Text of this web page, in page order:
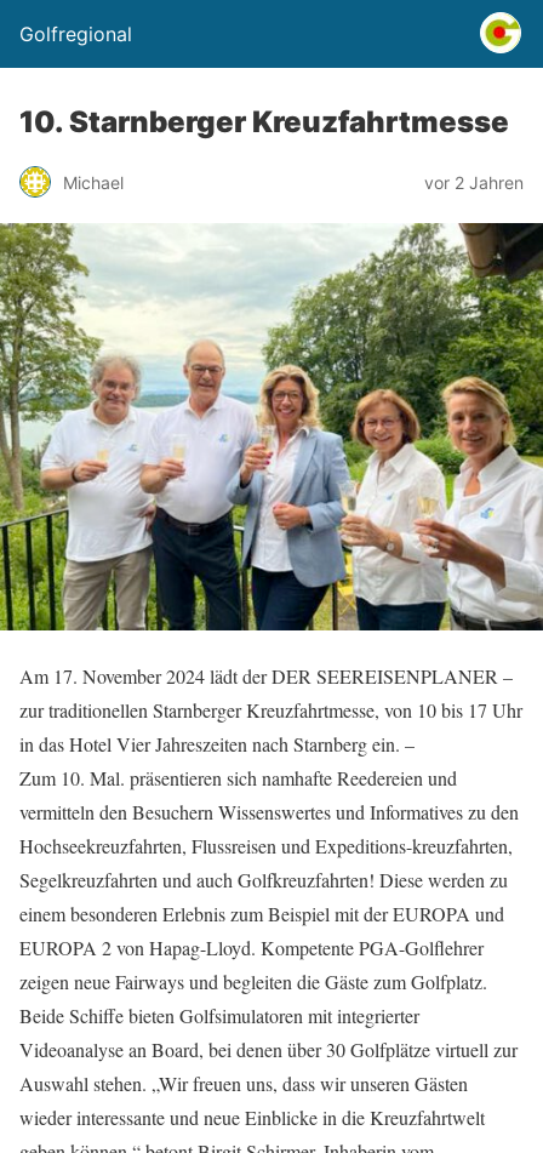
Golfregional
10. Starnberger Kreuzfahrtmesse
Michael vor 2 Jahren
Am 17. November 2024 lädt der DER SEEREISENPLANER –
zur traditionellen Starnberger Kreuzfahrtmesse, von 10 bis 17 Uhr
in das Hotel Vier Jahreszeiten nach Starnberg ein. –
Zum 10. Mal. präsentieren sich namhafte Reedereien und
vermitteln den Besuchern Wissenswertes und Informatives zu den
Hochseekreuzfahrten, Flussreisen und Expeditions-kreuzfahrten,
Segelkreuzfahrten und auch Golfkreuzfahrten! Diese werden zu
einem besonderen Erlebnis zum Beispiel mit der EUROPA und
EUROPA 2 von Hapag-Lloyd. Kompetente PGA-Golflehrer
zeigen neue Fairways und begleiten die Gäste zum Golfplatz.
Beide Schiffe bieten Golfsimulatoren mit integrierter
Videoanalyse an Board, bei denen über 30 Golfplätze virtuell zur
Auswahl stehen. „Wir freuen uns, dass wir unseren Gästen
wieder interessante und neue Einblicke in die Kreuzfahrtwelt